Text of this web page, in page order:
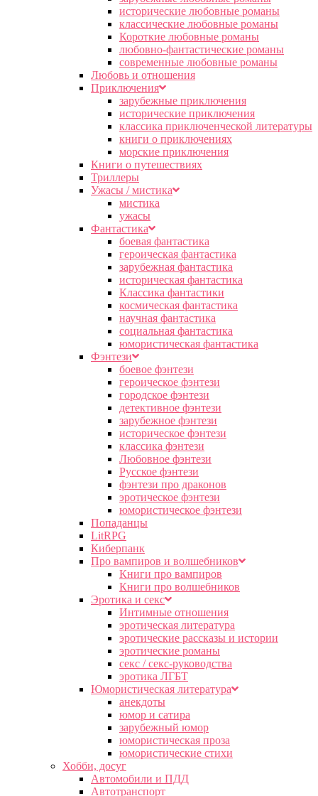
исторические любовные романы
классические любовные романы
Короткие любовные романы
любовно-фантастические романы
современные любовные романы
Любовь и отношения
Приключения
зарубежные приключения
исторические приключения
классика приключенческой литературы
книги о приключениях
морские приключения
Книги о путешествиях
Триллеры
Ужасы / мистика
мистика
ужасы
Фантастика
боевая фантастика
героическая фантастика
зарубежная фантастика
историческая фантастика
Классика фантастики
космическая фантастика
научная фантастика
социальная фантастика
юмористическая фантастика
Фэнтези
боевое фэнтези
героическое фэнтези
городское фэнтези
детективное фэнтези
зарубежное фэнтези
историческое фэнтези
классика фэнтези
Любовное фэнтези
Русское фэнтези
фэнтези про драконов
эротическое фэнтези
юмористическое фэнтези
Попаданцы
LitRPG
Киберпанк
Про вампиров и волшебников
Книги про вампиров
Книги про волшебников
Эротика и секс
Интимные отношения
эротическая литература
эротические рассказы и истории
эротические романы
секс / секс-руководства
эротика ЛГБТ
Юмористическая литература
анекдоты
юмор и сатира
зарубежный юмор
юмористическая проза
юмористические стихи
Хобби, досуг
Автомобили и ПДД
Автотранспорт